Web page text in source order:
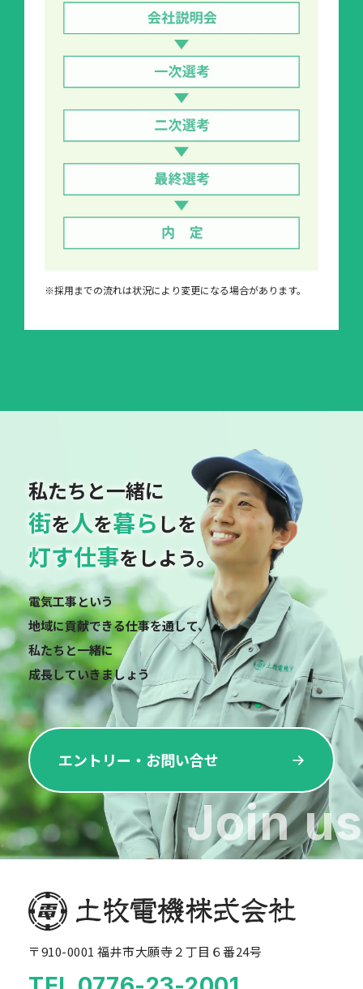
※採用までの流れは状況により変更になる場合があります。
私たちと一緒に
街を人を暮ら しを
灯す仕事をしよう。
電気工事という
地域に貢献できる仕事を通して、
私たちと一緒に
成長していきましょう
エントリー・お問い合せ
Join us
〒910-0001 福井市大願寺２丁目６番24号